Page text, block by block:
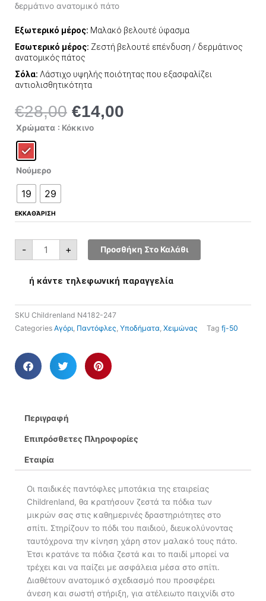
δερμάτινο ανατομικό πάτο
Εξωτερικό μέρος: Μαλακό βελουτέ ύφασμα
Εσωτερικό μέρος: Ζεστή βελουτέ επένδυση / δερμάτινος
ανατομικός πάτος
Σόλα: Λάστιχο υψηλής ποιότητας που εξασφαλίζει
αντιολισθητικότητα
€28,00 Original
price
€14,00
Χρώματα : Κόκκινο
Νούμερο
19 29
ΕΚΚΑΘΆΡΙΣΗ
-
Childrenland
N4182-
ποσότητα
+ Προσθήκη Στο Καλάθι
ή κάντε τηλεφωνική παραγγελία
SKU Childrenland N4182-247
Categories Αγόρι Παντόφλες Υποδήματα Χειμώνας Tag fj-50
Περιγραφή
Επιπρόσθετες Πληροφορίες
Εταιρία
Οι παιδικές παντόφλες μποτάκια της εταιρείας
Childrenland, θα κρατήσουν ζεστά τα πόδια των
μικρών σας στις καθημερινές δραστηριότητες στο
σπίτι. Στηρίζουν το πόδι του παιδιού, διευκολύνοντας
ταυτόχρονα την κίνηση χάρη στον μαλακό τους πάτο.
Έτσι κρατάνε τα πόδια ζεστά και το παιδί μπορεί να
τρέχει και να παίζει με ασφάλεια μέσα στο σπίτι.
Διαθέτουν ανατομικό σχεδιασμό που προσφέρει
άνεση και σωστή στήριξη, για ατέλειωτο παιχνίδι στο